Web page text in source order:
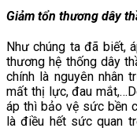
Giảm tổn thương dây
Như chúng ta đã biết,
thương hệ thống dây
chính là nguyên nhân
mất thị lực, đau
áp thì bảo vệ sức bền
là điều hết sức quan